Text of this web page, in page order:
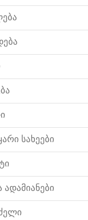
სახეები